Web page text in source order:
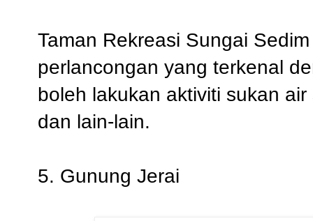
Taman Rekreasi Sungai
perlancongan yang terkenal
boleh lakukan aktiviti sukan
dan lain-lain.
5. Gunung Jerai